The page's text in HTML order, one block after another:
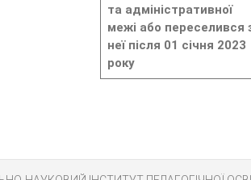
та адміністративної
межі або переселився
неї після 01 січня 2023
року